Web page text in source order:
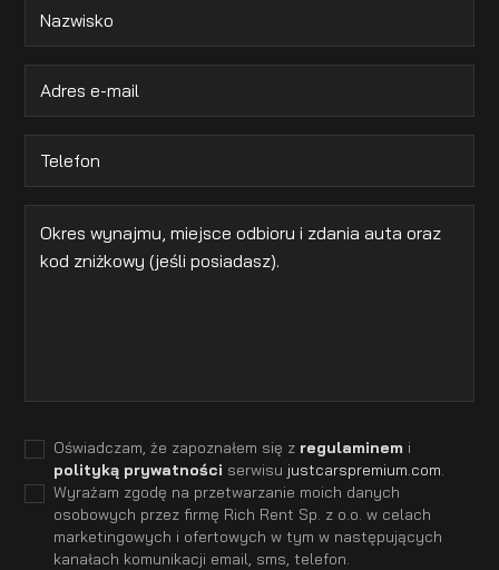
Oświadczam, że zapoznałem się z regulaminemi
polityką prywatności serwisu justcarspremium.com
Wyrażam zgodę na przetwarzanie moich danych
osobowych przez firmę Rich Rent Sp. z o.o. w celach
marketingowych i ofertowych w tym w następujących
kanałach komunikacji email, sms, telefon.